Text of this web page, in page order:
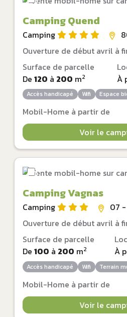
Camping Quend
Camping
Ouverture de début avril à
Surface de parcelle
De 120 à 200 m2
À
Accès handicapé Wifi Espace
Mobil-Home à partir de
Voir le
Camping Vagnas
Camping
07 -
Ouverture de début avril à
Surface de parcelle
De 100 à 200 m2
À
Accès handicapé Wifi Terrain
Mobil-Home à partir de
Voir le